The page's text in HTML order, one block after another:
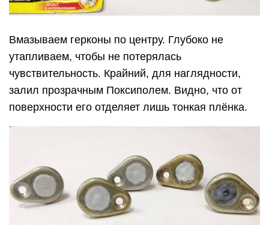
Вмазываем герконы по центру. Глубоко не
утапливаем, чтобы не потерялась
чувствительность. Крайний, для наглядности,
залил прозрачным Поксиполем. Видно, что от
поверхности его отделяет лишь тонкая плёнка.